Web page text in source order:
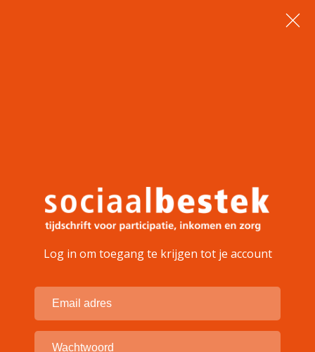
Log in om toegang te krijgen tot je account